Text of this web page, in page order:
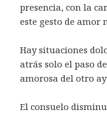
presencia, con la
este gesto de amor
Hay situaciones
atrás solo el paso
amorosa del otro
El consuelo